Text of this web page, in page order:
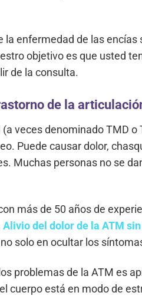
la enfermedad de las
objetivo es que usted
de la consulta.
de la
(a veces denominado TMD
Puede causar dolor,
Muchas personas no se
más de 50 años de
Alivio del dolor de la ATM
solo en ocultar los
problemas de la ATM es
cuerpo está en modo de